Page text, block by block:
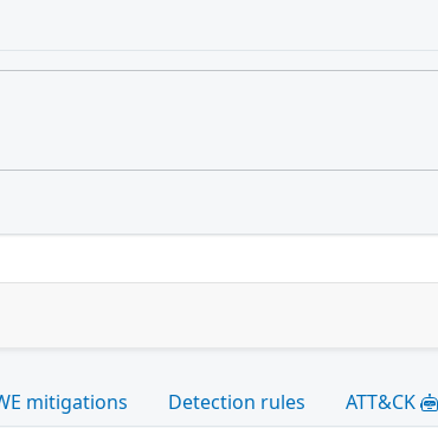
mitigations Detection rules ATT&CK